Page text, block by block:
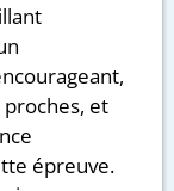
et
épreuve.